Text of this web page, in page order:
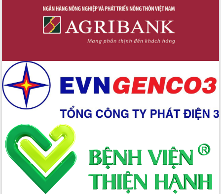
địa chính, hoàn thiện cơ sở dữ liệu đất
Ứng dụng sinh trắc học - Bước tiến
trong hành trình chuyển đổi số tại Đắk
Đắk Lắk nâng cao hiệu quả công tác
Đảng từ Sổ tay đảng viên điện tử
Đắk Lắk đẩy mạnh nuôi biển công
nghệ, hướng tới phát triển thủy sản
bền vững
Tập huấn nâng cao năng lực triển khai
chuyển đổi số cho cán bộ, công chức
cấp xã
Đắk Lắk phát động hưởng ứng Ngày
Quyền của người tiêu dùng Việt Nam
2026
Đẩy mạnh cải cách hành chính, quyết
tâm đạt được mục tiêu tăng trưởng